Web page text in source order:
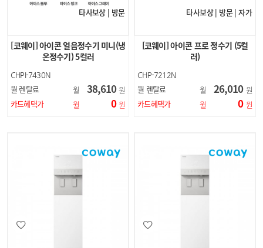
타사보상 | 방문
[코웨이] 아이콘 얼음정수기 미니(냉
온정수기) 5컬러
CHPI-7430N
월 렌탈료 월 38,610 원
카드혜택가
월 0 원
타사보상 | 방문 | 자가
[코웨이] 아이콘 프로 정수기 (5컬
러)
CHP-7212N
월 렌탈료 월 26,010 원
카드혜택가
월 0 원